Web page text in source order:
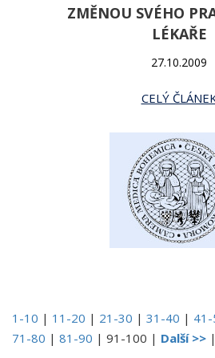
ZMĚNOU SVÉHO
LÉKAŘE
27.10.2009
CELÝ
1-10 | 11-20 | 21-30 | 31-40 |
71-80 | 81-90 | 91-100 | Další >> |